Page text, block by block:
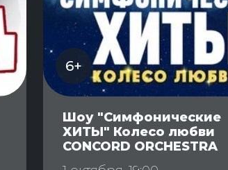
6+
Шоу "Симфонические
ХИТЫ" Колесо любви
CONCORD ORCHESTRA